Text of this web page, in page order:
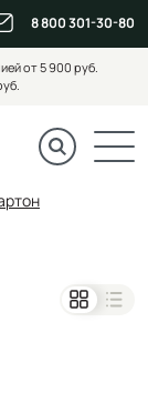
8 800 301-30-80
от 5 900 руб.